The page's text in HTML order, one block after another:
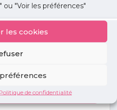
"Voir les préférences"
les cookies
de confidentialité